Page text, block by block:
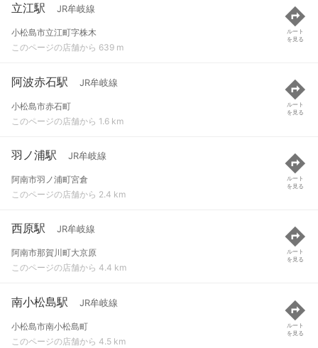
立江駅 JR牟岐線
小松島市立江町字株木
このページの店舗から 639 m
ルート
を見る
阿波赤石駅 JR牟岐線
小松島市赤石町
このページの店舗から 1.6 km
ルート
を見る
羽ノ浦駅 JR牟岐線
阿南市羽ノ浦町宮倉
このページの店舗から 2.4 km
ルート
を見る
西原駅 JR牟岐線
阿南市那賀川町大京原
このページの店舗から 4.4 km
ルート
を見る
南小松島駅 JR牟岐線
小松島市南小松島町
このページの店舗から 4.5 km
ルート
を見る